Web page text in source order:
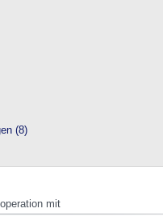
(8)
mit